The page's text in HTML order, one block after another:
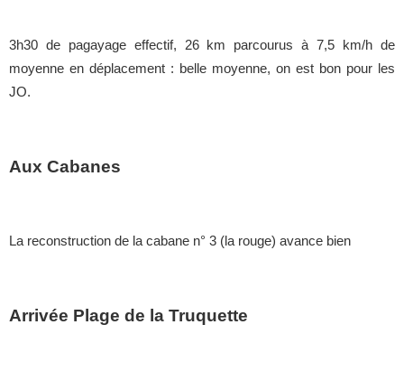
3h30 de pagayage effectif, 26 km parcourus à 7,5 km/h de
moyenne en déplacement : belle moyenne, on est bon pour les
JO.
Aux Cabanes
La reconstruction de la cabane n° 3 (la rouge) avance bien
Arrivée Plage de la Truquette